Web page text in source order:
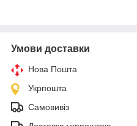
Умови доставки
Нова Пошта
Укрпошта
Самовивіз